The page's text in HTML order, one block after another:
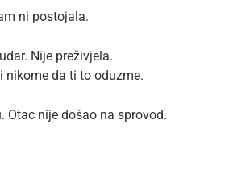
ni postojala.
Nije preživjela.
nikome da ti to oduzme.
Otac nije došao na sprovod.